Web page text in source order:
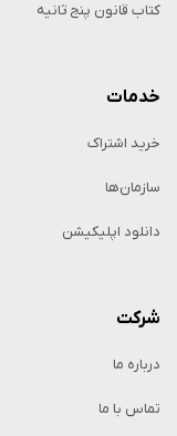
کتاب قانون پنج ثانیه
خدمات
خرید اشتراک
سازمان‌ها
دانلود اپلیکیشن
شرکت
درباره ما
تماس با ما